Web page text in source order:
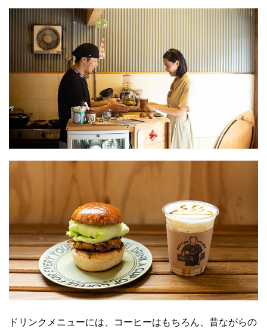
ドリンクメニューには、コーヒーはもちろん、昔ながらの